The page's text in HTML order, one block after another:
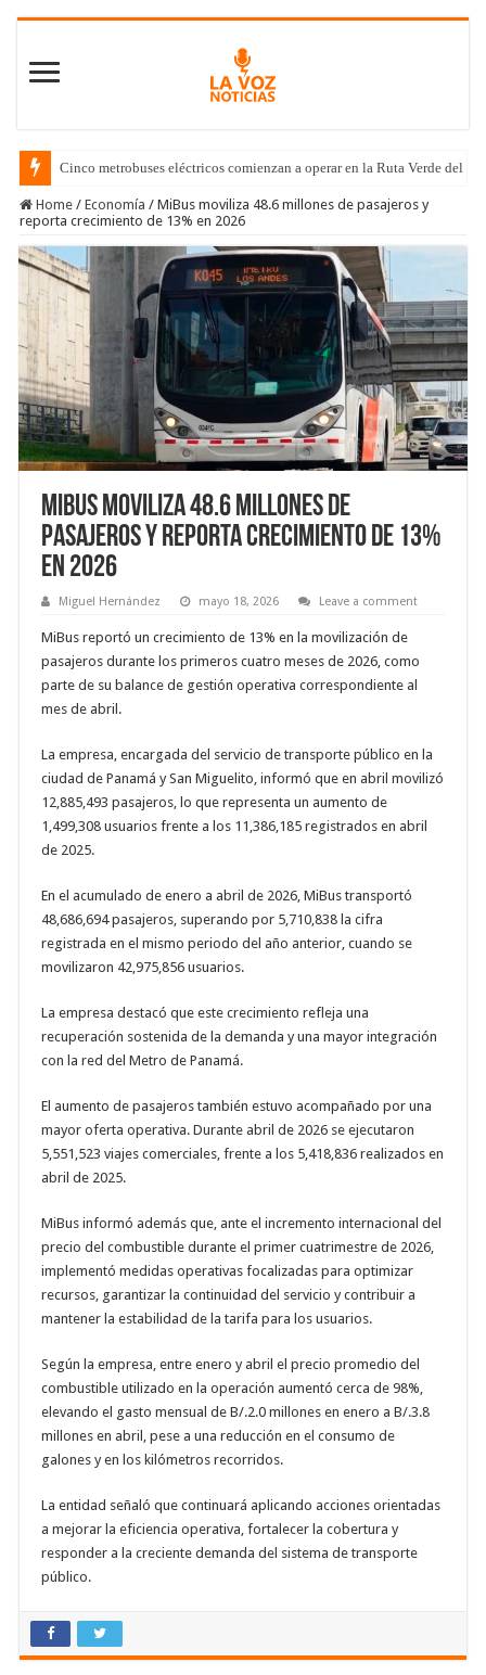
Cinco metrobuses eléctricos comienzan a operar en la Ruta Verde del
Home / Economía / MiBus moviliza 48.6 millones de pasajeros y
reporta crecimiento de 13% en 2026
MiBus moviliza 48.6 millones de
pasajeros y reporta crecimiento de 13%
en 2026
Miguel Hernández mayo 18, 2026 Leave a comment
MiBus reportó un crecimiento de 13% en la movilización de
pasajeros durante los primeros cuatro meses de 2026, como
parte de su balance de gestión operativa correspondiente al
mes de abril.
La empresa, encargada del servicio de transporte público en la
ciudad de Panamá y San Miguelito, informó que en abril movilizó
12,885,493 pasajeros, lo que representa un aumento de
1,499,308 usuarios frente a los 11,386,185 registrados en abril
de 2025.
En el acumulado de enero a abril de 2026, MiBus transportó
48,686,694 pasajeros, superando por 5,710,838 la cifra
registrada en el mismo periodo del año anterior, cuando se
movilizaron 42,975,856 usuarios.
La empresa destacó que este crecimiento refleja una
recuperación sostenida de la demanda y una mayor integración
con la red del Metro de Panamá.
El aumento de pasajeros también estuvo acompañado por una
mayor oferta operativa. Durante abril de 2026 se ejecutaron
5,551,523 viajes comerciales, frente a los 5,418,836 realizados en
abril de 2025.
MiBus informó además que, ante el incremento internacional del
precio del combustible durante el primer cuatrimestre de 2026,
implementó medidas operativas focalizadas para optimizar
recursos, garantizar la continuidad del servicio y contribuir a
mantener la estabilidad de la tarifa para los usuarios.
Según la empresa, entre enero y abril el precio promedio del
combustible utilizado en la operación aumentó cerca de 98%,
elevando el gasto mensual de B/.2.0 millones en enero a B/.3.8
millones en abril, pese a una reducción en el consumo de
galones y en los kilómetros recorridos.
La entidad señaló que continuará aplicando acciones orientadas
a mejorar la eficiencia operativa, fortalecer la cobertura y
responder a la creciente demanda del sistema de transporte
público.